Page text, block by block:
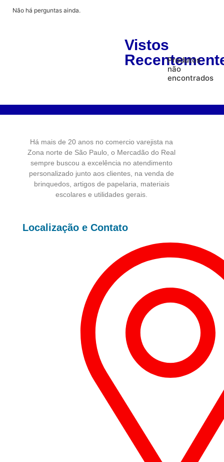
Não há perguntas ainda.
Vistos
Produtos
não
encontrados
Há mais de 20 anos no comercio varejista na
Zona norte de São Paulo, o Mercadão do Real
sempre buscou a excelência no atendimento
personalizado junto aos clientes, na venda de
brinquedos, artigos de papelaria, materiais
escolares e utilidades gerais.
Localização e Contato